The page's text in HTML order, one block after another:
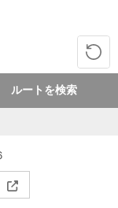
ルートを検索